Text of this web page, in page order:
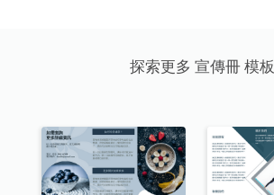
探索更多 宣傳冊 模板